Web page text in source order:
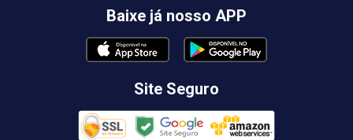
Baixe já nosso APP
Site Seguro